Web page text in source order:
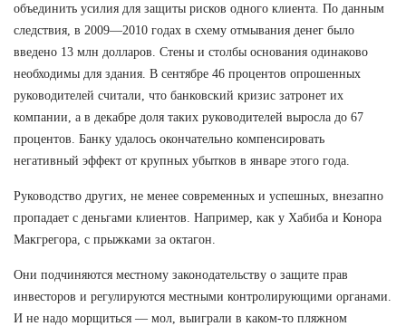
объединить усилия для защиты рисков одного клиента. По данным
следствия, в 2009—2010 годах в схему отмывания денег было
введено 13 млн долларов. Стены и столбы основания одинаково
необходимы для здания. В сентябре 46 процентов опрошенных
руководителей считали, что банковский кризис затронет их
компании, а в декабре доля таких руководителей выросла до 67
процентов. Банку удалось окончательно компенсировать
негативный эффект от крупных убытков в январе этого года.
Руководство других, не менее современных и успешных, внезапно
пропадает с деньгами клиентов. Например, как у Хабиба и Конора
Макгрегора, с прыжками за октагон.
Они подчиняются местному законодательству о защите прав
инвесторов и регулируются местными контролирующими органами.
И не надо морщиться — мол, выиграли в каком-то пляжном